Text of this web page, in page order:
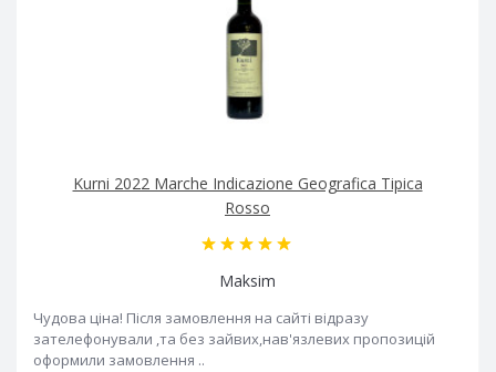
Kurni 2022 Marche Indicazione Geografica Tipica
Rosso
Maksim
Чудова ціна! Після замовлення на сайті відразу
зателефонували ,та без зайвих,нав'язлевих пропозицій
оформили замовлення ..